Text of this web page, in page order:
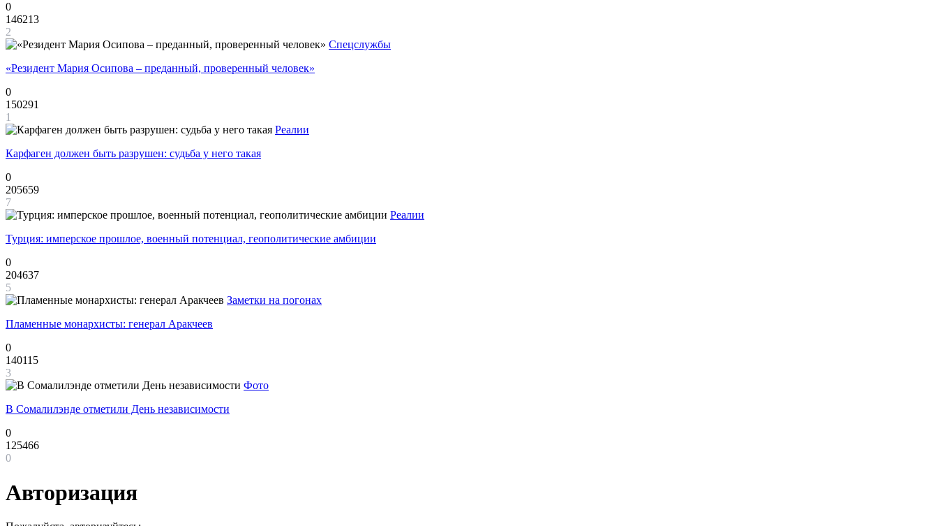
0
146213
2
Спецслужбы
«Резидент Мария Осипова – преданный, проверенный человек»
0
150291
1
Реалии
Карфаген должен быть разрушен: судьба у него такая
0
205659
7
Реалии
Турция: имперское прошлое, военный потенциал, геополитические амбиции
0
204637
5
Заметки на погонах
Пламенные монархисты: генерал Аракчеев
0
140115
3
Фото
В Сомалилэнде отметили День независимости
0
125466
0
Авторизация